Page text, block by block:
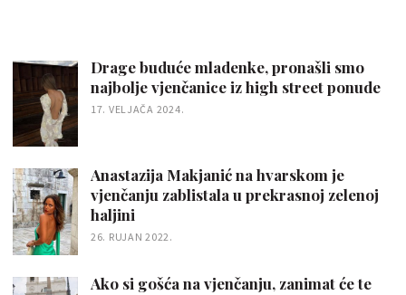
Drage buduće mladenke, pronašli smo
najbolje vjenčanice iz high street ponude
17. VELJAČA 2024.
Anastazija Makjanić na hvarskom je
vjenčanju zablistala u prekrasnoj zelenoj
haljini
26. RUJAN 2022.
Ako si gošća na vjenčanju, zanimat će te